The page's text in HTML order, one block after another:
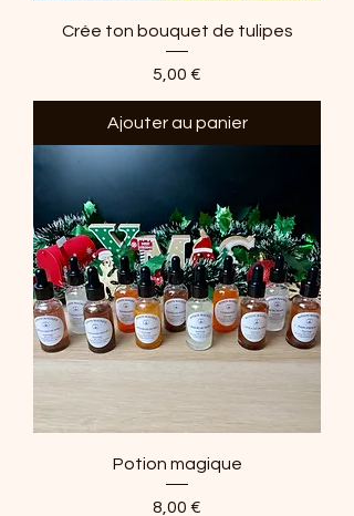
Crée ton bouquet de tulipes
Prix
5,00 €
Ajouter au panier
Potion magique
Prix
8,00 €